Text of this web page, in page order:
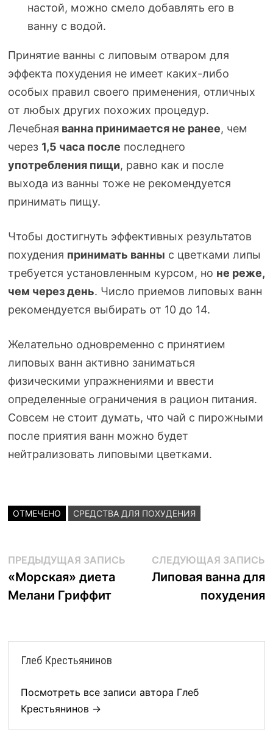
настой, можно смело добавлять его в
ванну с водой.
Принятие ванны с липовым отваром для
эффекта похудения не имеет каких-либо
особых правил своего применения, отличных
от любых других похожих процедур.
Лечебная ванна принимается не ранее, чем
через 1,5 часа после последнего
употребления пищи, равно как и после
выхода из ванны тоже не рекомендуется
принимать пищу.
Чтобы достигнуть эффективных результатов
похудения принимать ванны с цветками липы
требуется установленным курсом, но не реже,
чем через день. Число приемов липовых ванн
рекомендуется выбирать от 10 до 14.
Желательно одновременно с принятием
липовых ванн активно заниматься
физическими упражнениями и ввести
определенные ограничения в рацион питания.
Совсем не стоит думать, что чай с пирожными
после приятия ванн можно будет
нейтрализовать липовыми цветками.
ОТМЕЧЕНО СРЕДСТВА ДЛЯ ПОХУДЕНИЯ
Навигация
по
записям
ПРЕДЫДУЩАЯ ЗАПИСЬПредыдущая
запись:
«Морская» диета
Мелани Гриффит
СЛЕДУЮЩАЯ ЗАПИСЬ
Липовая ванна для
похудения
Глеб Крестьянинов
Посмотреть все записи автора Глеб
Крестьянинов →